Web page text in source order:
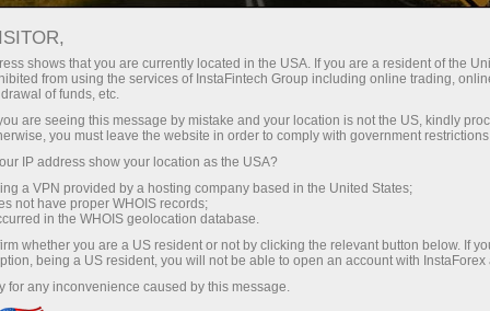
Mẹo hữu ích từ
InstaForex
Các tài liệu quan trọng hàng đầu đối với tất cả mọi
người mới làm quen với Forex đều có sẵn trong
phần này. Tại đây, bạn sẽ tìm thấy tất cả thông tin
cần thiết để chuẩn bị bản thân để giao dịch hiệu
quả trên Forex
shows that you are currently located in the USA. If you are a resident of the
from using the services of InstaFintech Group including online trading,
of funds, etc.
are seeing this message by mistake and your location is not the US, kindly
you must leave the website in order to comply with government
IP address show your location as the USA?
a VPN provided by a hosting company based in the United States;
not have proper WHOIS records;
in the WHOIS geolocation database.
whether you are a US resident or not by clicking the relevant button below. If
being a US resident, you will not be able to open an account with InstaForex
for any inconvenience caused by this message.